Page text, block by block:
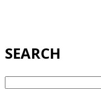
SEARCH
検